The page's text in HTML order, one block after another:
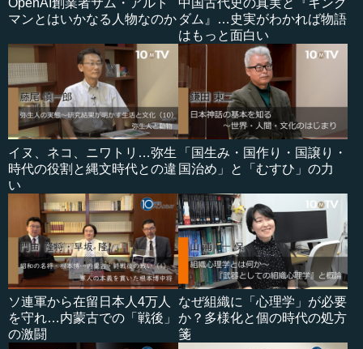
OpenAI創業者サム・アルト
マンとはいかなる人物なのか
中国古代史の真実と『キング
ダム』…史実がわかれば物語
はもっと面白い
イヌ、ネコ、ニワトリ…弥生
時代の役割と縄文時代との違
い
「国生み・国作り・国譲り・
国治め」と「むすひ」の力
ソ連軍から在留日本人4万人
を守れ…内蒙古での「戦後」
の激闘
なぜ組織に「心理学」が必要
か？多様化と個の時代の処方
箋